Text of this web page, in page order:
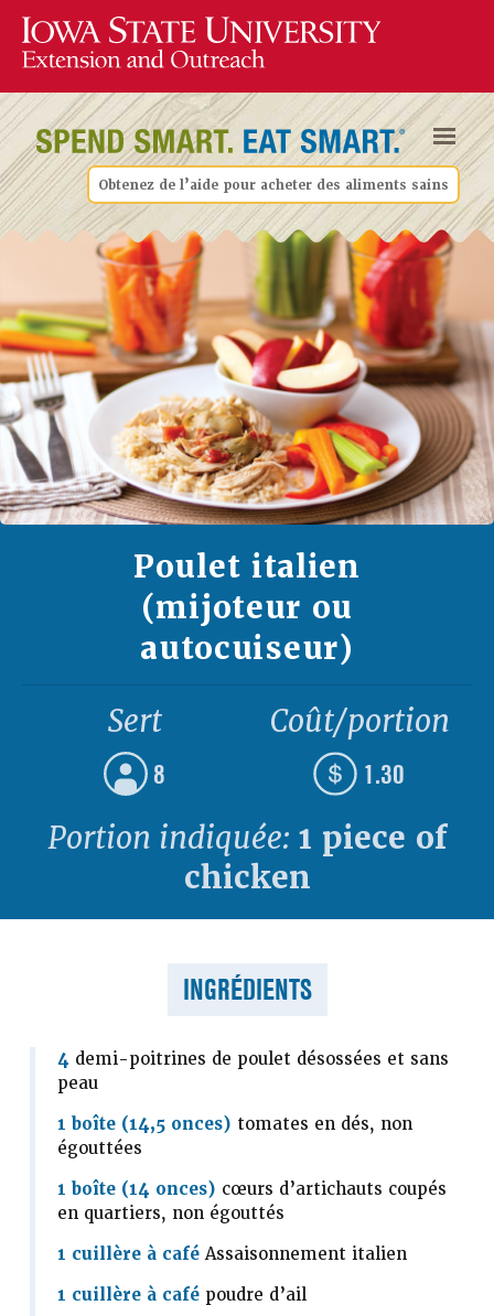
Obtenez de l’aide pour acheter des aliments sains
Poulet italien
(mijoteur ou
autocuiseur)
Sert
8
Coût/portion
1.30
Portion indiquée: 1 piece of
chicken
INGRÉDIENTS
4 demi-poitrines de poulet désossées et sans
peau
1 boîte (14,5 onces) tomates en dés, non
égouttées
1 boîte (14 onces) cœurs d’artichauts coupés
en quartiers, non égouttés
1 cuillère à café Assaisonnement italien
1 cuillère à café poudre d’ail